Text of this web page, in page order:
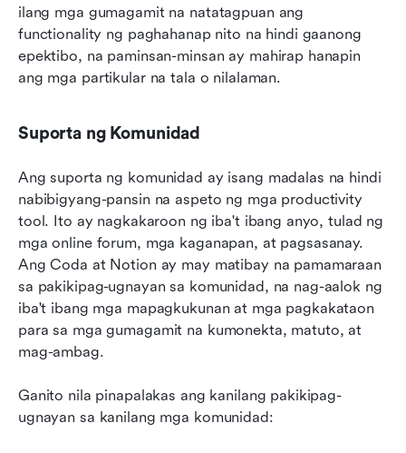
ilang mga gumagamit na natatagpuan ang
functionality ng paghahanap nito na hindi gaanong
epektibo, na paminsan-minsan ay mahirap hanapin
ang mga partikular na tala o nilalaman.
Suporta ng Komunidad
Ang suporta ng komunidad ay isang madalas na hindi
nabibigyang-pansin na aspeto ng mga productivity
tool. Ito ay nagkakaroon ng iba't ibang anyo, tulad ng
mga online forum, mga kaganapan, at pagsasanay.
Ang Coda at Notion ay may matibay na pamamaraan
sa pakikipag-ugnayan sa komunidad, na nag-aalok ng
iba't ibang mga mapagkukunan at mga pagkakataon
para sa mga gumagamit na kumonekta, matuto, at
mag-ambag.
Ganito nila pinapalakas ang kanilang pakikipag-
ugnayan sa kanilang mga komunidad: